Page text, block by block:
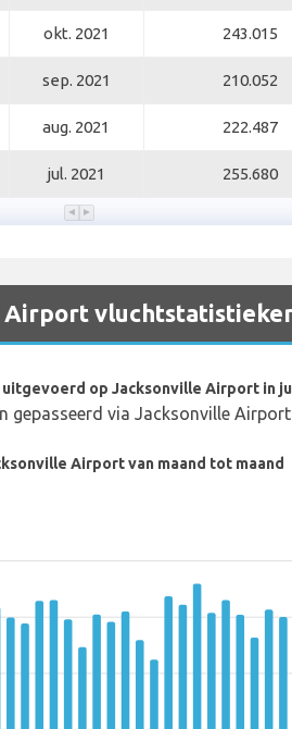
okt. 2021 243.015
sep. 2021 210.052
aug. 2021 222.487
jul. 2021 255.680
Airport
op Jacksonville Airport in
gepasseerd via Jacksonville
Airport van maand tot maand